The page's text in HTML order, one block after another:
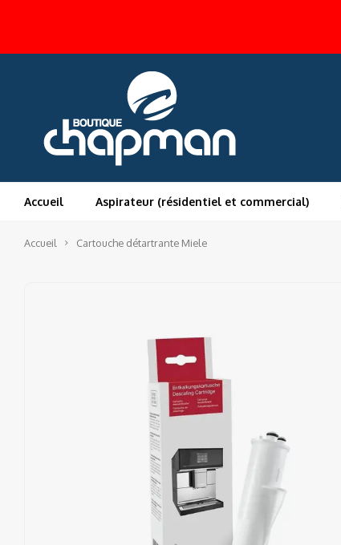
Accueil Aspirateur (résidentiel et commercial)
Accueil Cartouche détartrante Miele